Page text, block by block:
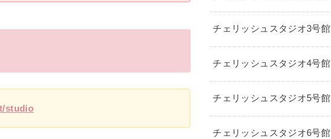
studio
チェリッシュスタジオ3号館
チェリッシュスタジオ4号館
チェリッシュスタジオ5号館
チェリッシュスタジオ6号館